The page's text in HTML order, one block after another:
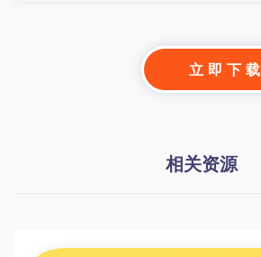
立 即 下 载
相关资源